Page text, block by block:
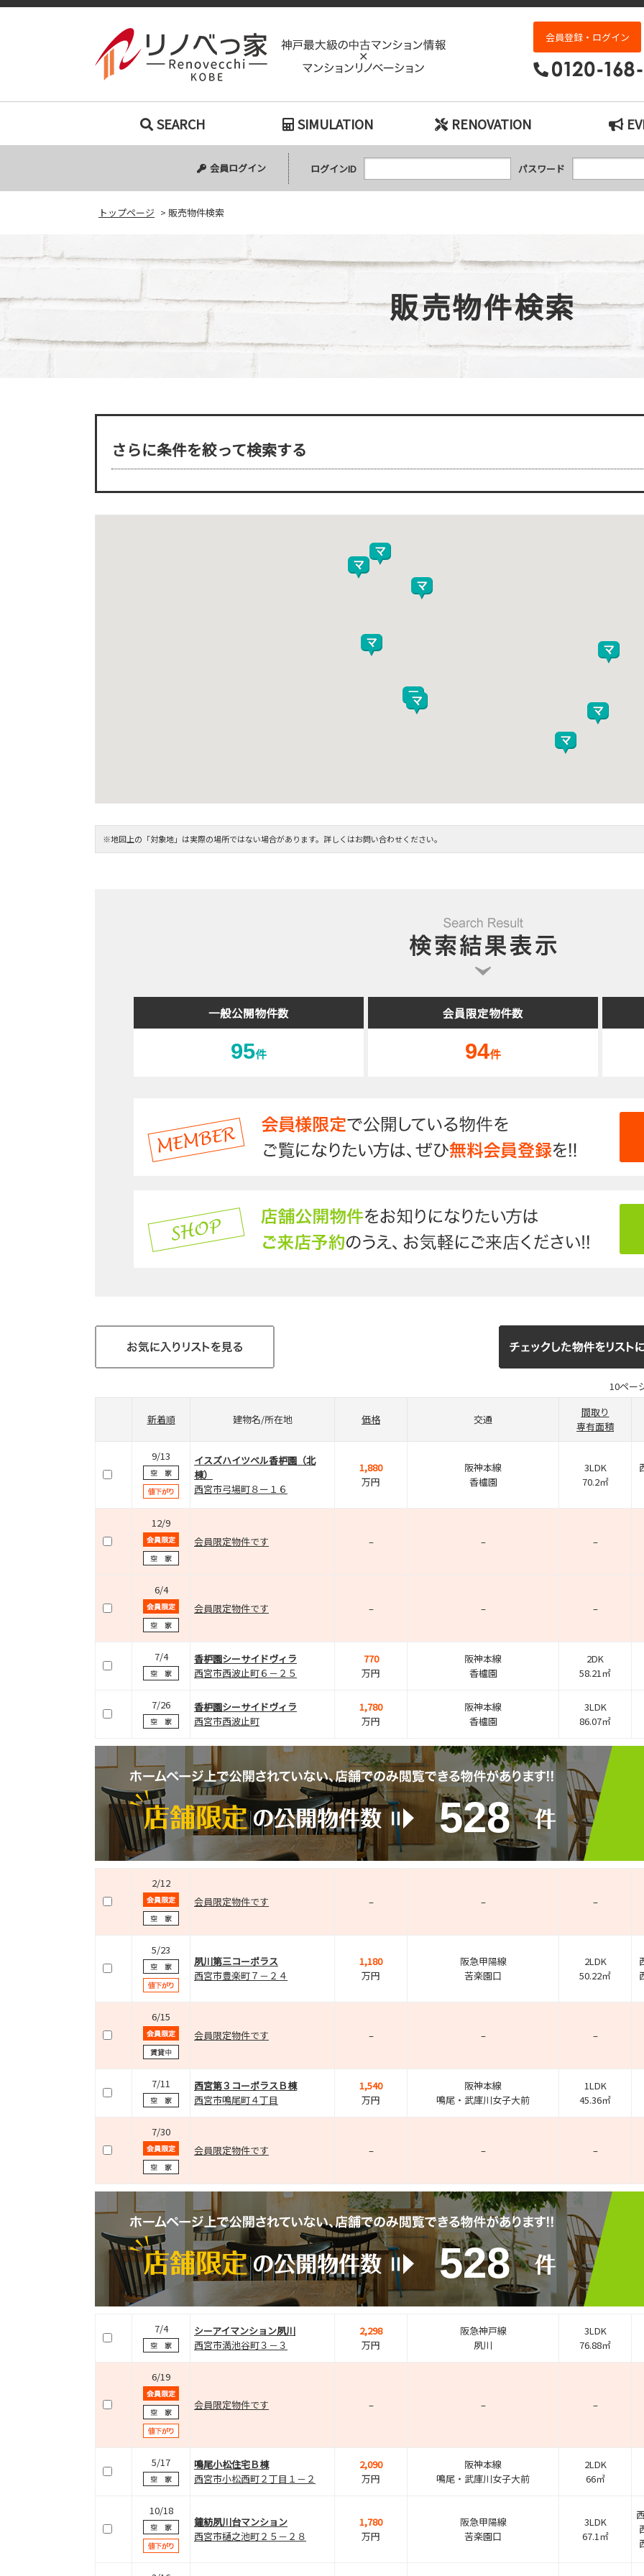
販売物件検索｜神戸市の中古マンション検索
会員登録・ログイン
SEARCH SIMULATION RENOVATION
会員ログイン ログインID パスワード
トップページ > 販売物件検索
販売物件検索
さらに条件を絞って検索する
※地図上の「対象地」は実際の場所ではない場合があります。詳しくはお問い合わせください。
一般公開物件数
95件
会員限定物件数
94件
10ペー
新着順 建物名/所在地 価格 交通
間取り
専有面積
9/13
イスズハイツベル香枦園（北
棟）
西宮市弓場町８ー１６
1,880
万円
阪神本線
香櫨園
3LDK
70.2㎡
12/9
会員限定物件です
– – –
6/4
会員限定物件です
– – –
7/4
香枦園シーサイドヴィラ
西宮市西波止町６－２５
770
万円
阪神本線
香櫨園
2DK
58.21㎡
7/26
香枦園シーサイドヴィラ
西宮市西波止町
1,780
万円
阪神本線
香櫨園
3LDK
86.07㎡
528
2/12
会員限定物件です
– – –
5/23
夙川第三コーポラス
西宮市豊楽町７－２４
1,180
万円
阪急甲陽線
苦楽園口
2LDK
50.22㎡
6/15
会員限定物件です
– – –
7/11
西宮第３コーポラスＢ棟
西宮市鳴尾町４丁目
1,540
万円
阪神本線
鳴尾・武庫川女子大前
1LDK
45.36㎡
7/30
会員限定物件です
– – –
528
7/4
シーアイマンション夙川
西宮市満池谷町３－３
2,298
万円
阪急神戸線
夙川
3LDK
76.88㎡
6/19
会員限定物件です – – –
5/17
鳴尾小松住宅Ｂ棟
西宮市小松西町２丁目１－２
2,090
万円
阪神本線
鳴尾・武庫川女子大前
2LDK
66㎡
10/18
鐘紡夙川台マンション
西宮市樋之池町２５－２８
1,780
万円
阪急甲陽線
苦楽園口
3LDK
67.1㎡